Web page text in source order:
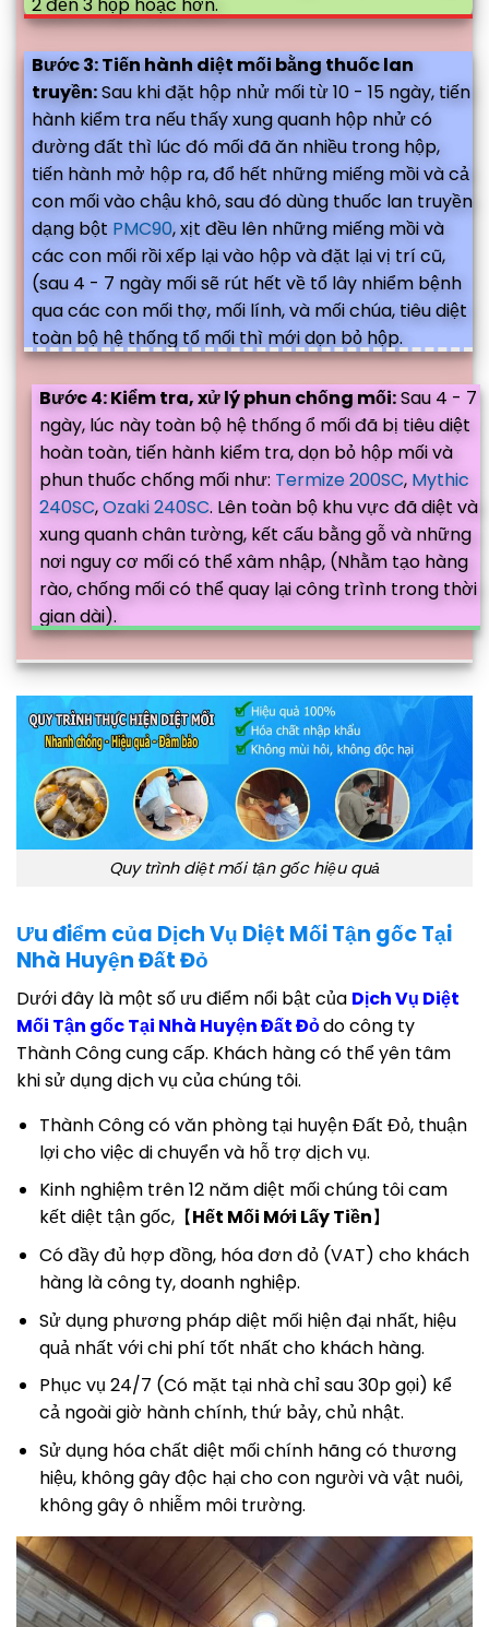
Bước 3: Tiến hành diệt mối bằng thuốc lan
truyền:Sau khi đặt hộp nhử mối từ 10 - 15 ngày, tiến
hành kiểm tra nếu thấy xung quanh hộp nhử có
đường đất thì lúc đó mối đã ăn nhiều trong hộp,
tiến hành mở hộp ra, đổ hết những miếng mồi và cả
con mối vào chậu khô, sau đó dùng thuốc lan truyền
dạng bột PMC90, xịt đều lên những miếng mồi và
các con mối rồi xếp lại vào hộp và đặt lại vị trí cũ,
(sau 4 - 7 ngày mối sẽ rút hết về tổ lây nhiểm bệnh
qua các con mối thợ, mối lính, và mối chúa, tiêu diệt
toàn bộ hệ thống tổ mối thì mới dọn bỏ hộp.
Bước 4: Kiểm tra, xử lý phun chống mối:Sau 4 - 7
ngày, lúc này toàn bộ hệ thống ổ mối đã bị tiêu diệt
hoàn toàn, tiến hành kiểm tra, dọn bỏ hộp mối và
phun thuốc chống mối như: Termize 200SC, Mythic
240SC,Ozaki 240SC. Lên toàn bộ khu vực đã diệt và
xung quanh chân tường, kết cấu bằng gỗ và những
nơi nguy cơ mối có thể xâm nhập, (Nhằm tạo hàng
rào, chống mối có thể quay lại công trình trong thời
gian dài).
Quy trình diệt mối tận gốc hiệu quả
Ưu điểm của Dịch Vụ Diệt Mối Tận gốc Tại
Nhà Huyện Đất Đỏ
Dưới đây là một số ưu điểm nổi bật của Dịch Vụ Diệt
Mối Tận gốc Tại Nhà Huyện Đất Đỏdo công ty
Thành Công cung cấp. Khách hàng có thể yên tâm
khi sử dụng dịch vụ của chúng tôi.
Thành Công có văn phòng tại huyện Đất Đỏ, thuận
lợi cho việc di chuyển và hỗ trợ dịch vụ.
Kinh nghiệm trên 12 năm diệt mối chúng tôi cam
kết diệt tận gốc,【Hết Mối Mới Lấy Tiền】
Có đầy đủ hợp đồng, hóa đơn đỏ (VAT) cho khách
hàng là công ty, doanh nghiệp.
Sử dụng phương pháp diệt mối hiện đại nhất, hiệu
quả nhất với chi phí tốt nhất cho khách hàng.
Phục vụ 24/7 (Có mặt tại nhà chỉ sau 30p gọi) kể
cả ngoài giờ hành chính, thứ bảy, chủ nhật.
Sử dụng hóa chất diệt mối chính hãng có thương
hiệu, không gây độc hại cho con người và vật nuôi,
không gây ô nhiễm môi trường.